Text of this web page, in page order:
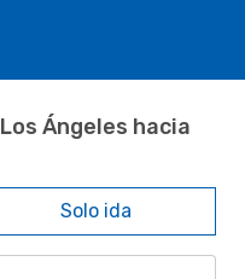
Ángeles hacia
Solo ida